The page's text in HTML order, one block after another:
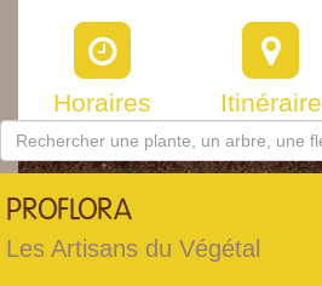
Horaires Itinéraire
PROFLORA
Les Artisans du Végétal